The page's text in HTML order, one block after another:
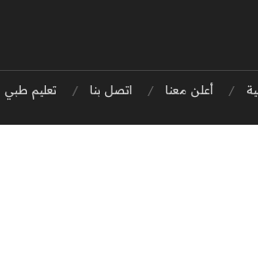
أعلن معنا اتصل بنا تعليم طبي